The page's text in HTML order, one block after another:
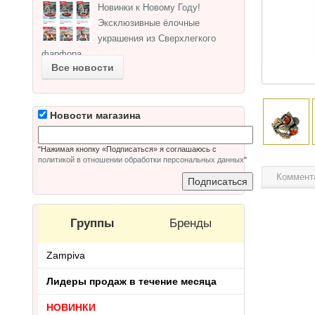
Новинки к Новому Году!
Эксклюзивные ёлочные
украшения из Сверхлегкого
фарфора.
Все новости
Новости магазина
"Нажимая кнопку «Подписаться» я соглашаюсь с
политикой в отношении обработки персональных данных"
Группы Бренды
Zampiva
Лидеры продаж в течение месяца
НОВИНКИ